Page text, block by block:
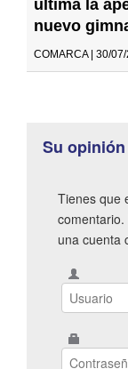
ultima la
nuevo
COMARCA | 30/
Su
Tienes que
comentario.
una cuenta